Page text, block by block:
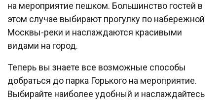
на мероприятие пешком. Большинство гостей в
этом случае выбирают прогулку по набережной
Москвы-реки и наслаждаются красивыми
видами на город.
Теперь вы знаете все возможные способы
добраться до парка Горького на мероприятие.
Выбирайте наиболее удобный и наслаждайтесь